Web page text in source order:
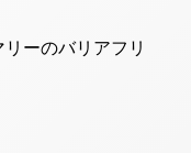
ーのバリアフリ